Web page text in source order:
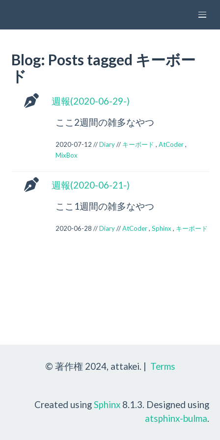
Blog: Posts tagged キーボー
ド
週報(2020-06-29-)
ここ2週間の雑多なやつ
2020-07-12 //Diary// キーボード , AtCoder,
MixBox
週報(2020-06-21-)
ここ1週間の雑多なやつ
2020-06-28 //Diary//AtCoder, Sphinx , キーボード
© 著作権 2024, attakei. | Terms
Created usingSphinx8.1.3. Designed using
atsphinx-bulma.